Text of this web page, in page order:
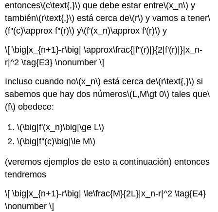
entonces\(c\text{,}\) que debe estar entre\(x_n\) y
también\(r\text{,}\) está cerca de\(r\) y vamos a tener\
(f''(c)\approx f''(r)\) y\(f'(x_n)\approx f'(r)\) y
\[ \big|x_{n+1}-r\big| \approx\frac{|f''(r)|}{2|f'(r)|}|x_n-
r|^2 \tag{E3} \nonumber \]
Incluso cuando no\(x_n\) está cerca de\(r\text{,}\) si
sabemos que hay dos números\(L,M\gt 0\) tales que\
(f\) obedece:
\(\big|f'(x_n)\big|\ge L\)
\(\big|f''(c)\big|\le M\)
(veremos ejemplos de esto a continuación) entonces
tendremos
\[ \big|x_{n+1}-r\big| \le\frac{M}{2L}|x_n-r|^2 \tag{E4}
\nonumber \]